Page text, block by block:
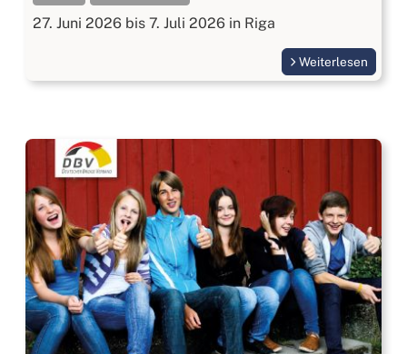
27. Juni 2026 bis 7. Juli 2026 in Riga
Weiterlesen